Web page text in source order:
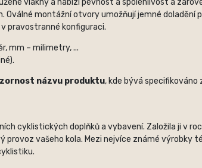
montážní otvory umožňují jemné
v pravostranné konfiguraci.
mm – milimetry, ...
názvu produktu, kde bývá
cyklistických doplňků a vybavení. Založila ji v
vašeho kola. Mezi nejvíce známé výrobky